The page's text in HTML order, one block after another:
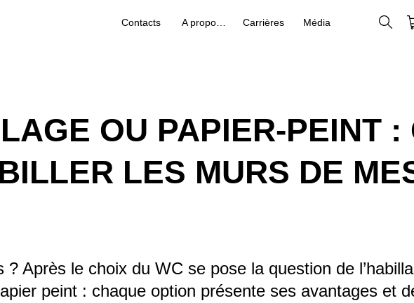
Contacts Carrières Média
OU PAPIER-PEINT :
LES MURS DE
Après le choix du WC se pose la question de
peint : chaque option présente ses avantages et